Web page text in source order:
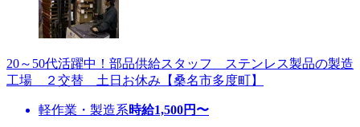
20～50代活躍中！部品供給スタッフ ステンレス製品の製造
工場 ２交替 土日お休み【桑名市多度町】
軽作業・製造系時給1,500円〜